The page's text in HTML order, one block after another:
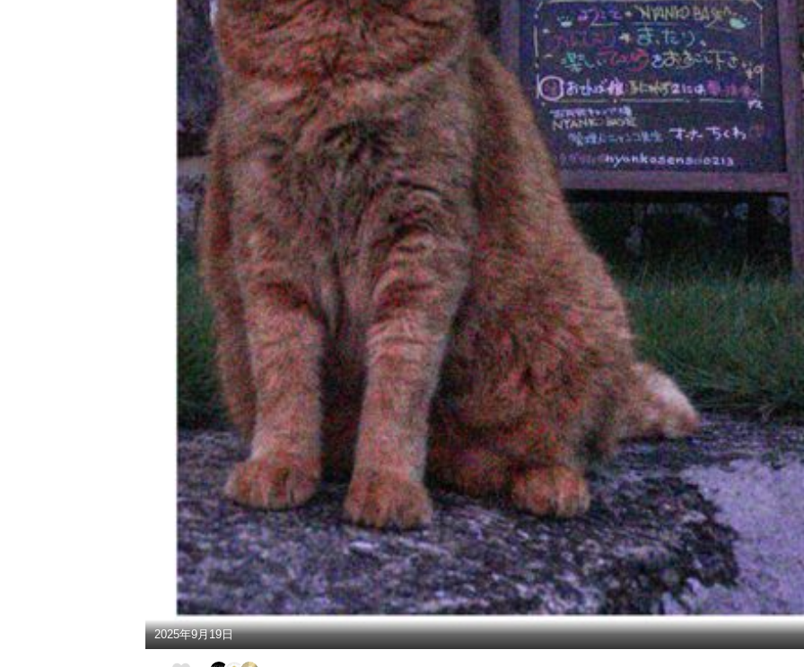
2025年9月19日